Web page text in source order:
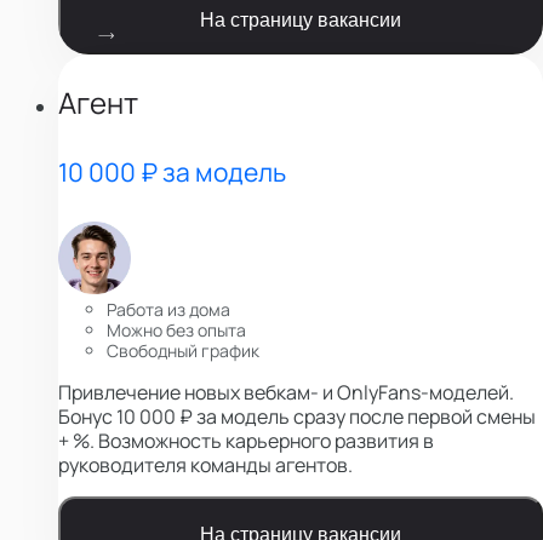
На страницу вакансии
Агент
10 000 ₽ за модель
Работа из дома
Можно без опыта
Свободный график
Привлечение новых вебкам- и OnlyFans-моделей.
Бонус 10 000 ₽ за модель сразу после первой смены
+ %. Возможность карьерного развития в
руководителя команды агентов.
На страницу вакансии